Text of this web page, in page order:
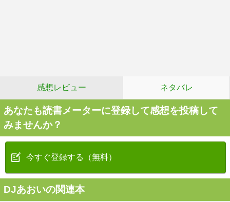
感想レビュー ネタバレ
あなたも読書メーターに登録して感想を投稿して
みませんか？
今すぐ登録する（無料）
DJあおいの関連本